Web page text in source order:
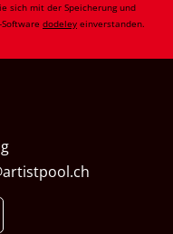
sich mit der Speicherung und
dodeley einverstanden.